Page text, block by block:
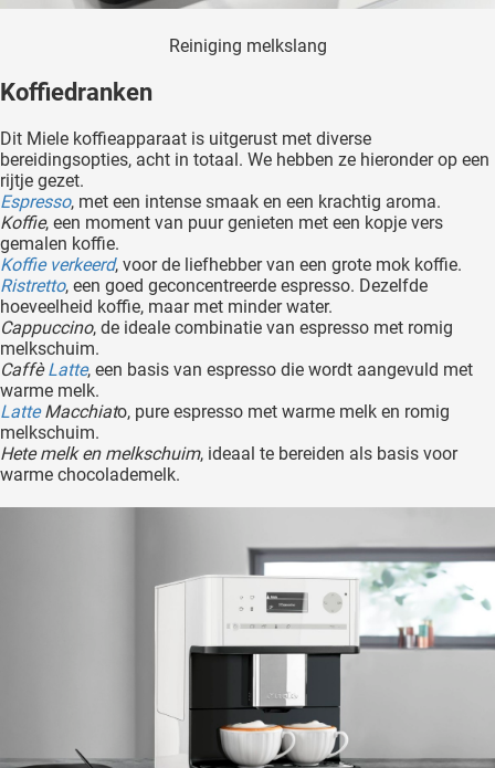
Reiniging melkslang
Koffiedranken
Dit Miele koffieapparaat is uitgerust met diverse
bereidingsopties, acht in totaal. We hebben ze hieronder op een
rijtje gezet.
Espresso, met een intense smaak en een krachtig aroma.
Koffie, een moment van puur genieten met een kopje vers
gemalen koffie.
Koffie verkeerd, voor de liefhebber van een grote mok koffie.
Ristretto, een goed geconcentreerde espresso. Dezelfde
hoeveelheid koffie, maar met minder water.
Cappuccino, de ideale combinatie van espresso met romig
melkschuim.
CaffèLatte, een basis van espresso die wordt aangevuld met
warme melk.
LatteMacchiato, pure espresso met warme melk en romig
melkschuim.
Hete melk en melkschuim, ideaal te bereiden als basis voor
warme chocolademelk.